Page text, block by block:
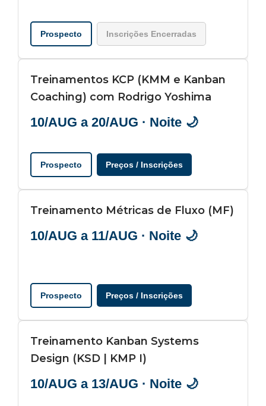
Prospecto Inscrições Encerradas
Treinamentos KCP (KMM e Kanban
Coaching) com Rodrigo Yoshima
10/AUG a 20/AUG · Noite 🌙
Prospecto Preços / Inscrições
Treinamento Métricas de Fluxo (MF)
10/AUG a 11/AUG · Noite 🌙
Prospecto Preços / Inscrições
Treinamento Kanban Systems
Design (KSD | KMP I)
10/AUG a 13/AUG · Noite 🌙